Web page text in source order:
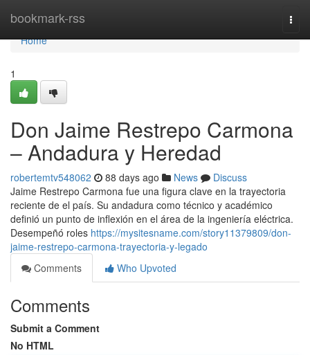
bookmark-rss
Home
Home
1
Don Jaime Restrepo Carmona
– Andadura y Heredad
robertemtv548062 88 days ago News
Discuss
Jaime Restrepo Carmona fue una figura clave en la trayectoria
reciente de el país. Su andadura como técnico y académico
definió un punto de inflexión en el área de la ingeniería eléctrica.
Desempeñó roles https://mysitesname.com/story11379809/don-
jaime-restrepo-carmona-trayectoria-y-legado
Comments
Who Upvoted
Comments
Submit a Comment
No HTML